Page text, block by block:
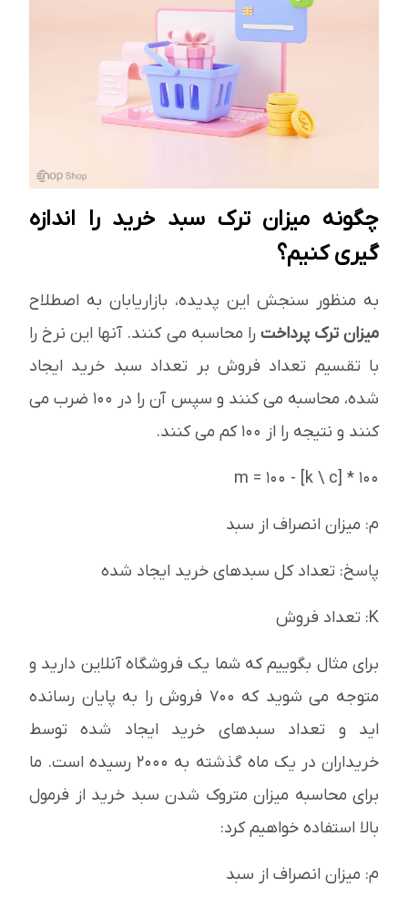
چگونه میزان ترک سبد خرید را اندازه
گیری کنیم؟
به منظور سنجش این پدیده، بازاریابان به اصطلاح
میزان ترک پرداخت را محاسبه می کنند. آنها این نرخ را
با تقسیم تعداد فروش بر تعداد سبد خرید ایجاد
شده، محاسبه می کنند و سپس آن را در 100 ضرب می
کنند و نتیجه را از 100 کم می کنند.
m = 100 - [k \ c] * 100
م: میزان انصراف از سبد
پاسخ: تعداد کل سبدهای خرید ایجاد شده
K: تعداد فروش
برای مثال بگوییم که شما یک فروشگاه آنلاین دارید و
متوجه می شوید که 700 فروش را به پایان رسانده
اید و تعداد سبدهای خرید ایجاد شده توسط
خریداران در یک ماه گذشته به 2000 رسیده است. ما
برای محاسبه میزان متروک شدن سبد خرید از فرمول
بالا استفاده خواهیم کرد:
م: میزان انصراف از سبد